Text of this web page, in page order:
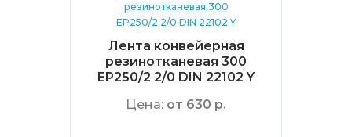
Лента конвейерная
резинотканевая 300
EP250/2 2/0 DIN 22102 Y
Цена: от 630 р.